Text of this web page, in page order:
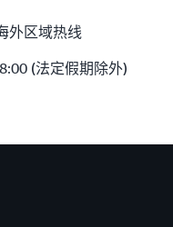
外区域热线
(法定假期除外)